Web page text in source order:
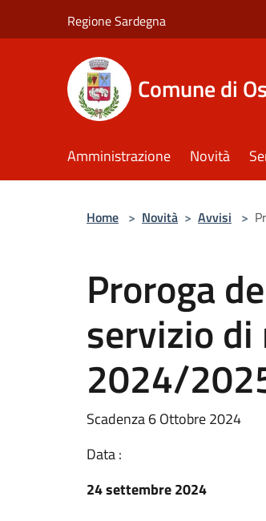
Regione Sardegna
Comune di
Amministrazione Novità
Home > Novità > Avvisi >
Proroga
servizio di
2024/
Scadenza 6 Ottobre 2024
Data :
24 settembre 2024